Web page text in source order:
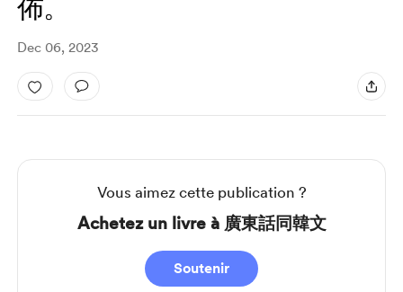
佈。
Dec 06, 2023
Vous aimez cette publication ?
Achetez un livre à 廣東話同韓文
Soutenir